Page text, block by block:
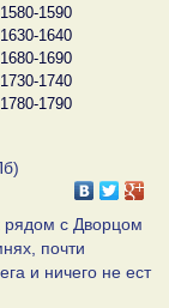
1580-1590
1630-1640
1680-1690
1730-1740
1780-1790
рядом с Дворцом
почти
и ничего не ест